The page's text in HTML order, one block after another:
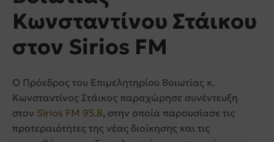
Κωνσταντίνου Στάικου
στον Sirios FM
Ο Πρόεδρος του Επιμελητηρίου Βοιωτίας κ.
Κωνσταντίνος Στάικος παραχώρησε συνέντευξη
στον Sirios FM 95.8, στην οποία παρουσίασε τις
προτεραιότητες της νέας διοίκησης και τις